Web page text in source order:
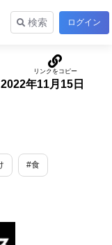
検索 ログイン
年11月15日
#食